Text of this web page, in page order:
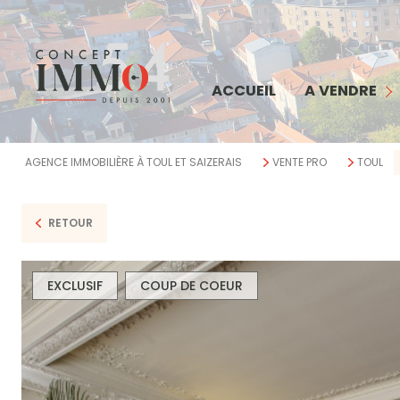
ACCUEIL A VENDRE
MAISON
APPARTEMENT
COMMERCE
TERRAIN
IMMEUBLE
AGENCE IMMOBILIÈRE À TOUL ET SAIZERAIS VENTE PRO TOUL
RETOUR
EXCLUSIF COUP DE COEUR